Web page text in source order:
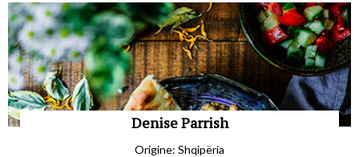
Denise Parrish
Origine: Shqipëria